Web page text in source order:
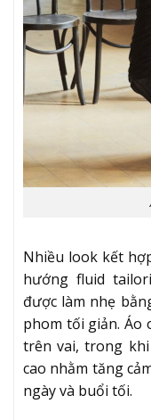
Nhiều look kết
hướng fluid
được làm nhẹ
phom tối giản.
trên vai, trong
cao nhằm tăng
ngày và buổi tối.